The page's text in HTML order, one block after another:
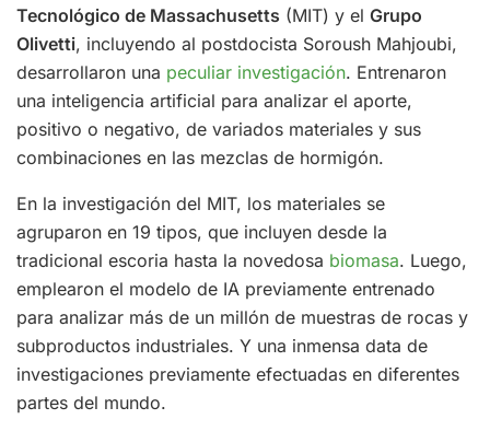
Tecnológico de Massachusetts (MIT) y el Grupo
Olivetti, incluyendo al postdocista Soroush Mahjoubi,
desarrollaron una peculiar investigación. Entrenaron
una inteligencia artificial para analizar el aporte,
positivo o negativo, de variados materiales y sus
combinaciones en las mezclas de hormigón.
En la investigación del MIT, los materiales se
agruparon en 19 tipos, que incluyen desde la
tradicional escoria hasta la novedosa biomasa. Luego,
emplearon el modelo de IA previamente entrenado
para analizar más de un millón de muestras de rocas y
subproductos industriales. Y una inmensa data de
investigaciones previamente efectuadas en diferentes
partes del mundo.